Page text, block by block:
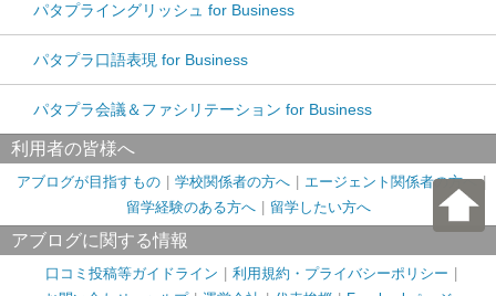
パタプライングリッシュ for Business
パタプラ口語表現 for Business
パタプラ会議＆ファシリテーション for Business
利用者の皆様へ
アブログが目指すもの 学校関係者の方へ
エージェント関係者の方へ
留学経験のある方へ
留学したい方へ
アブログに関する情報
口コミ投稿等ガイドライン
利用規約・プライバシーポリシー